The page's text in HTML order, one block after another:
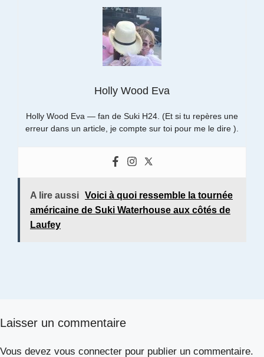
Holly Wood Eva
Holly Wood Eva — fan de Suki H24. (Et si tu repères une
erreur dans un article, je compte sur toi pour me le dire ).
A lire aussi Voici à quoi ressemble la tournée
américaine de Suki Waterhouse aux côtés de
Laufey
Laisser un commentaire
Vous devez vous connecter pour publier un commentaire.